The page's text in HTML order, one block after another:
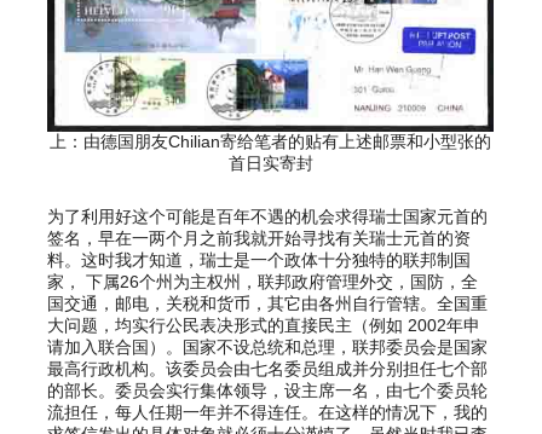
上：由德国朋友Chilian寄给笔者的贴有上述邮票和小型张的
首日实寄封
为了利用好这个可能是百年不遇的机会求得瑞士国家元首的
签名，早在一两个月之前我就开始寻找有关瑞士元首的资
料。这时我才知道，瑞士是一个政体十分独特的联邦制国
家， 下属26个州为主权州，联邦政府管理外交，国防，全
国交通，邮电，关税和货币，其它由各州自行管辖。全国重
大问题，均实行公民表决形式的直接民主（例如 2002年申
请加入联合国）。国家不设总统和总理，联邦委员会是国家
最高行政机构。该委员会由七名委员组成并分别担任七个部
的部长。委员会实行集体领导，设主席一名，由七个委员轮
流担任，每人任期一年并不得连任。在这样的情况下，我的